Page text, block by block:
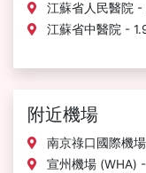
江蘇省人民醫院 -
江蘇省中醫院 -
附近機場
南京祿口國際機
宣州機場 (WHA)